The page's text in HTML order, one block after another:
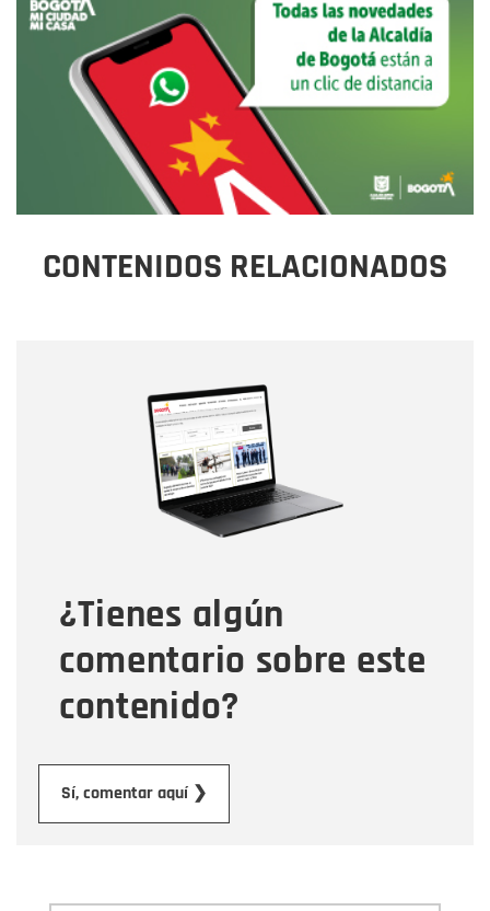
CONTENIDOS RELACIONADOS
¿Tienes algún
comentario sobre este
contenido?
Sí, comentar aquí ❯
Correo electrónico
Tipo de comentario
Mensaje